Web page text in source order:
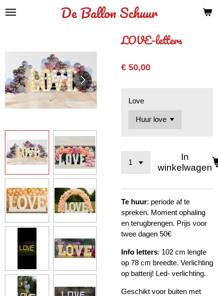
Ga
hoofdinhoud
De Ballon Schuur
LOVE-letters
€ 50,00
Love
In
winkelwagen
Te huur: periode af te
spreken. Moment ophaling
en terugbrengen. Prijs voor
twee dagen 50€
Info letters: 102 cm lengte
op 78 cm breedte. Verlichting
op batterij! Led- verlichting.
Geschikt voor buiten met